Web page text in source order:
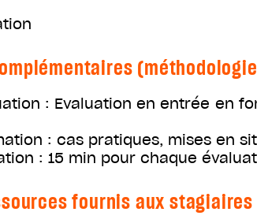
: Evaluation en entrée en
: cas pratiques, mises en
: 15 min pour chaque
fournis aux stagiaires